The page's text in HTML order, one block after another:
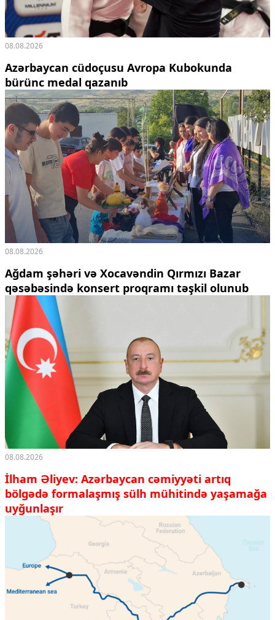
08.08.2026
Azərbaycan cüdoçusu Avropa Kubokunda
bürünc medal qazanıb
08.08.2026
Ağdam şəhəri və Xocavəndin Qırmızı Bazar
qəsəbəsində konsert proqramı təşkil olunub
08.08.2026
İlham Əliyev: Azərbaycan cəmiyyəti artıq
bölgədə formalaşmış sülh mühitində yaşamağa
uyğunlaşır